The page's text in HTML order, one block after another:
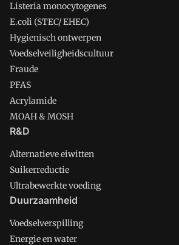
Listeria monocytogenes
E.coli (STEC/ EHEC)
Hygienisch ontwerpen
Voedselveiligheidscultuur
Fraude
PFAS
Acrylamide
MOAH & MOSH
R&D
Alternatieve eiwitten
Suikerreductie
Ultrabewerkte voeding
Duurzaamheid
Voedselverspilling
Energie en water